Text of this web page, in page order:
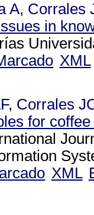
A, Corrales
in
XML
, Corrales
for
XML